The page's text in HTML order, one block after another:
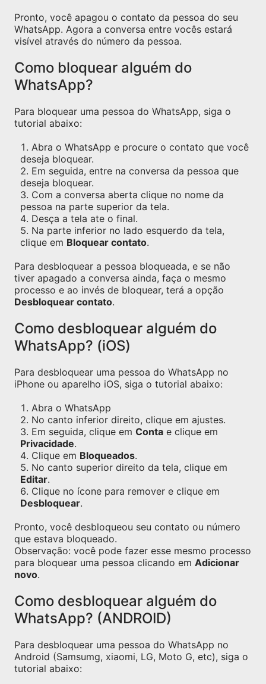
Pronto, você apagou o contato da pessoa do seu
WhatsApp. Agora a conversa entre vocês estará
visível através do número da pessoa.
Como bloquear alguém do
WhatsApp?
Para bloquear uma pessoa do WhatsApp, siga o
tutorial abaixo:
Abra o WhatsApp e procure o contato que você
deseja bloquear.
Em seguida, entre na conversa da pessoa que
deseja bloquear.
Com a conversa aberta clique no nome da
pessoa na parte superior da tela.
Desça a tela ate o final.
Na parte inferior no lado esquerdo da tela,
clique em Bloquear contato.
Para desbloquear a pessoa bloqueada, e se não
tiver apagado a conversa ainda, faça o mesmo
processo e ao invés de bloquear, terá a opção
Desbloquear contato.
Como desbloquear alguém do
WhatsApp? (iOS)
Para desbloquear uma pessoa do WhatsApp no
iPhone ou aparelho iOS, siga o tutorial abaixo:
Abra o WhatsApp
No canto inferior direito, clique em ajustes.
Em seguida, clique em Conta e clique em
Privacidade.
Clique em Bloqueados.
No canto superior direito da tela, clique em
Editar.
Clique no ícone para remover e clique em
Desbloquear.
Pronto, você desbloqueou seu contato ou número
que estava bloqueado.
Observação: você pode fazer esse mesmo processo
para bloquear uma pessoa clicando em Adicionar
novo.
Como desbloquear alguém do
WhatsApp? (ANDROID)
Para desbloquear uma pessoa do WhatsApp no
Android (Samsumg, xiaomi, LG, Moto G, etc), siga o
tutorial abaixo: